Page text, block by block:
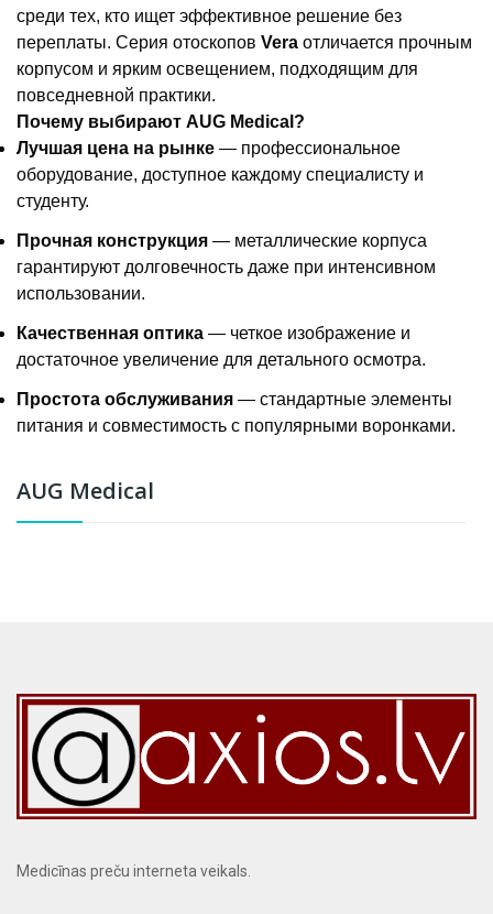
AUG Medical
среди тех, кто ищет эффективное решение без
переплаты. Серия отоскопов Vera отличается прочным
корпусом и ярким освещением, подходящим для
повседневной практики.
Почему выбирают AUG Medical?
Лучшая цена на рынке — профессиональное
оборудование, доступное каждому специалисту и
студенту.
Прочная конструкция — металлические корпуса
гарантируют долговечность даже при интенсивном
использовании.
Качественная оптика — четкое изображение и
достаточное увеличение для детального осмотра.
Простота обслуживания — стандартные элементы
питания и совместимость с популярными воронками.
Medicīnas preču interneta veikals.